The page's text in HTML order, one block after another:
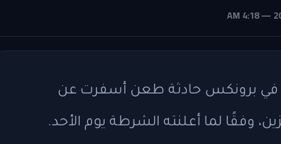
في برونكس حادثة طعن أسفرت عن